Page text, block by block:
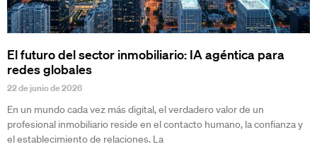
El futuro del sector inmobiliario: IA agéntica para
redes globales
22 de junio de 2026
En un mundo cada vez más digital, el verdadero valor de un
profesional inmobiliario reside en el contacto humano, la confianza y
el establecimiento de relaciones. La